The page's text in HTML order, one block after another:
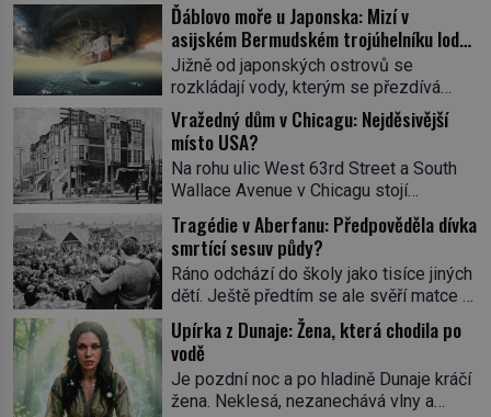
Ďáblovo moře u Japonska: Mizí v
asijském Bermudském trojúhelníku lodě
ve spárech neznámé síly?
Jižně od japonských ostrovů se
rozkládají vody, kterým se přezdívá
Ďáblovo moře. Vypráví se o lodích
mizejících beze stopy, podivných
světlech, zrádných proudech i mořských
dracích, kteří měli tyto končiny střežit už
v dávných legendách. Je tichomořský
Dračí trojúhelník skutečně prokletým
místem, nebo se zde jen nebezpečná
příroda proměnila v jednu z
nejpůsobivějších námořních záhad? […]
Vražedný dům v Chicagu: Nejděsivější
místo USA?
Na rohu ulic West 63rd Street a South
Wallace Avenue v Chicagu stojí
nenápadná pošta. Nemá žádný speciální
nápis ani pamětní desku. A přesto prý
místní zaměstnanci neradi chodí do
sklepa. Právě tady totiž sídlil sériový
vrah H. H. Holmes a také
nejpropracovanější past na lidi
v dějinách americké kriminalistiky.
Herman Webster Mudgett (1861–1896)
přijíždí […]
Tragédie v Aberfanu: Předpověděla dívka
smrtící sesuv půdy?
Ráno odchází do školy jako tisíce jiných
dětí. Ještě předtím se ale svěří matce s
podivným snem. Ve škole, kterou dobře
zná, tentokrát nevidí budovu ani
spolužáky. Místo nich se před ní tyčí
cosi temného. O několik hodin později je
mrtvá. Mohla devítiletá Zahlédla vlastní
Upírka z Dunaje: Žena, která chodila po
vodě
Je pozdní noc a po hladině Dunaje kráčí
žena. Neklesá, nezanechává vlny a